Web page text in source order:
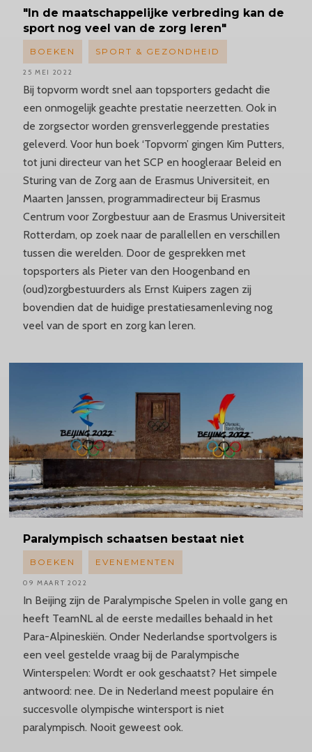
"In de maatschappelijke verbreding kan de
sport nog veel van de zorg leren"
Bij topvorm wordt snel aan topsporters gedacht die
een onmogelijk geachte prestatie neerzetten. Ook in
de zorgsector worden grensverleggende prestaties
geleverd. Voor hun boek ‘Topvorm’ gingen Kim Putters,
tot juni directeur van het SCP en hoogleraar Beleid en
Sturing van de Zorg aan de Erasmus Universiteit, en
Maarten Janssen, programmadirecteur bij Erasmus
Centrum voor Zorgbestuur aan de Erasmus Universiteit
Rotterdam, op zoek naar de parallellen en verschillen
tussen die werelden. Door de gesprekken met
topsporters als Pieter van den Hoogenband en
(oud)zorgbestuurders als Ernst Kuipers zagen zij
bovendien dat de huidige prestatiesamenleving nog
veel van de sport en zorg kan leren.
BOEKEN SPORT & GEZONDHEID
25 MEI 2022
Paralympisch schaatsen bestaat niet
In Beijing zijn de Paralympische Spelen in volle gang en
heeft TeamNL al de eerste medailles behaald in het
Para-Alpineskiën. Onder Nederlandse sportvolgers is
een veel gestelde vraag bij de Paralympische
Winterspelen: Wordt er ook geschaatst? Het simpele
antwoord: nee. De in Nederland meest populaire én
succesvolle olympische wintersport is niet
paralympisch. Nooit geweest ook.
BOEKEN EVENEMENTEN
09 MAART 2022